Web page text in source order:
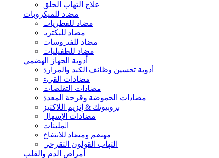
علاج التهاب الحلق
مضاد للميكروبات
مضاد للفطريات
مضاد للبكتريا
مضاد للفيروسات
مضاد للطفيليات
أدوية الجهاز الهضمي
أدوية تحسين وظائف الكبد والمرارة
مضادات القيء
مضادات التقلصات
مضادات الحموضة وقرحة المعدة
بروبيوتك & إنزيم اللاكتيز
مضادات الإسهال
الملينات
مهضم ومضاد للانتفاخ
التهاب القولون التقرحي
أمراض الدم والقلب